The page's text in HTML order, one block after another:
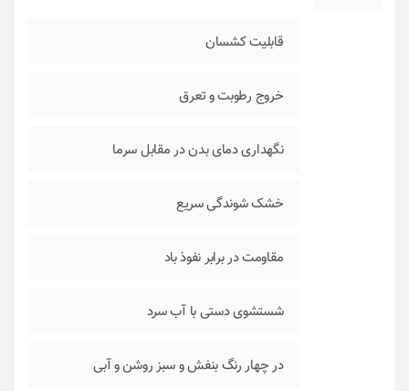
قابلیت کشسان
خروج رطوبت و تعرق
نگهداری دمای بدن در مقابل سرما
خشک شوندگی سریع
مقاومت در برابر نفوذ باد
شستشوی دستی با آب سرد
در چهار رنگ بنفش و سبز روشن و آبی